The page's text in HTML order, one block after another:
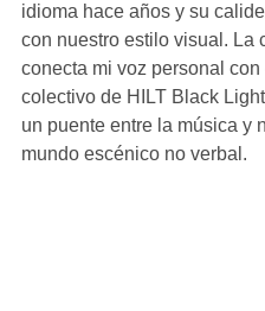
idioma hace años y su
con nuestro estilo visual. La
conecta mi voz personal con
colectivo de HILT Black
un puente entre la música y
mundo escénico no verbal.